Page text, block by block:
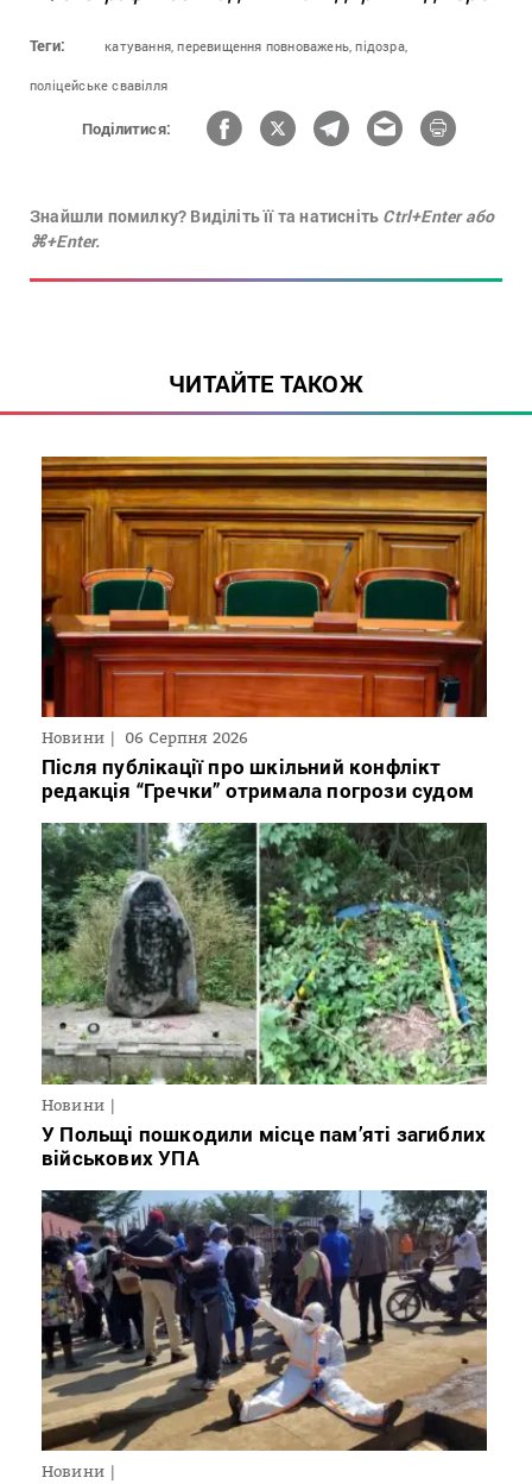
Теги: катування, перевищення повноважень, підозра,
поліцейське свавілля
Поділитися:
Знайшли помилку? Виділіть її та натисніть Ctrl+Enter або
⌘+Enter.
ЧИТАЙТЕ ТАКОЖ
Новини 06 Серпня 2026
Після публікації про шкільний конфлікт
редакція “Гречки” отримала погрози судом
Новини
У Польщі пошкодили місце пам’яті загиблих
військових УПА
Новини